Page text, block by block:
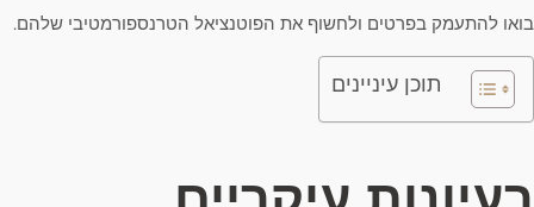
בואו להתעמק בפרטים ולחשוף את הפוטנציאל הטרנספורמטיבי שלהם.
תוכן עיניינים